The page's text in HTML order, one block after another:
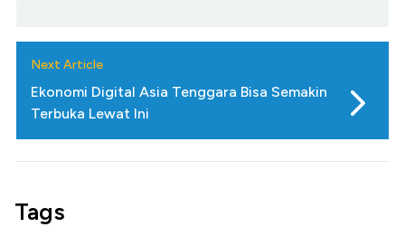
Next Article
Ekonomi Digital Asia Tenggara Bisa Semakin
Terbuka Lewat Ini
Tags